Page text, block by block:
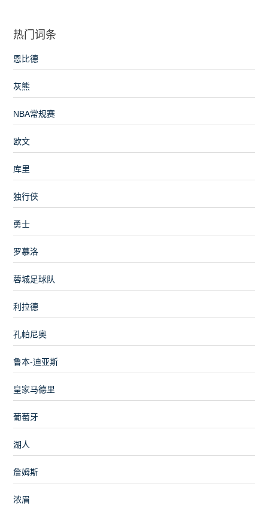
热门词条
恩比德
灰熊
NBA常规赛
欧文
库里
独行侠
勇士
罗慕洛
蓉城足球队
利拉德
孔帕尼奥
鲁本-迪亚斯
皇家马德里
葡萄牙
湖人
詹姆斯
浓眉